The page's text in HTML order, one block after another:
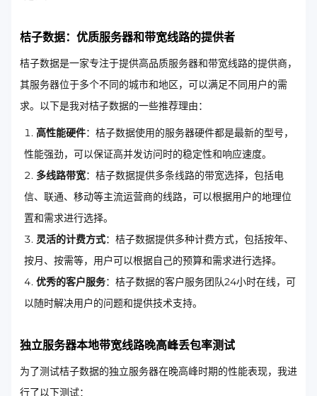
桔子数据：优质服务器和带宽线路的提供者
桔子数据是一家专注于提供高品质服务器和带宽线路的提供商，
其服务器位于多个不同的城市和地区，可以满足不同用户的需
求。以下是我对桔子数据的一些推荐理由：
高性能硬件：桔子数据使用的服务器硬件都是最新的型号，
性能强劲，可以保证高并发访问时的稳定性和响应速度。
多线路带宽：桔子数据提供多条线路的带宽选择，包括电
信、联通、移动等主流运营商的线路，可以根据用户的地理位
置和需求进行选择。
灵活的计费方式：桔子数据提供多种计费方式，包括按年、
按月、按需等，用户可以根据自己的预算和需求进行选择。
优秀的客户服务：桔子数据的客户服务团队24小时在线，可
以随时解决用户的问题和提供技术支持。
独立服务器本地带宽线路晚高峰丢包率测试
为了测试桔子数据的独立服务器在晚高峰时期的性能表现，我进
行了以下测试：